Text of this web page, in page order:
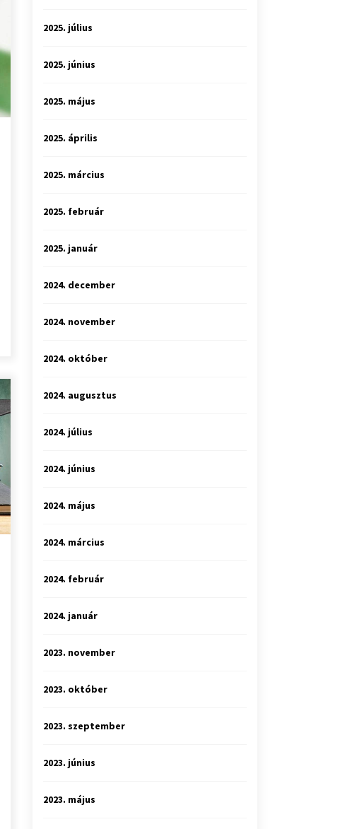
2025. július
2025. június
2025. május
2025. április
2025. március
2025. február
2025. január
2024. december
2024. november
2024. október
2024. augusztus
2024. július
2024. június
2024. május
2024. március
2024. február
2024. január
2023. november
2023. október
2023. szeptember
2023. június
2023. május